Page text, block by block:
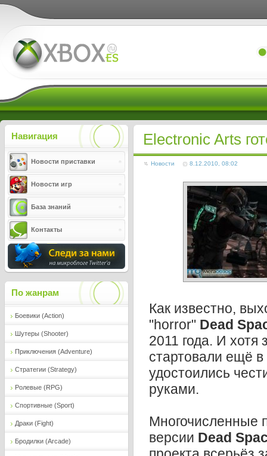
Electronic Arts
Новости 8.12.2010, 08:02
Как известно,
"horror" Dead
2011 года. И
стартовали ещё
удостоились
руками.
Многочисленные
версии Dead
Навигация
Новости приставки
Новости игр
База знаний
Контакты
По жанрам
Боевики (Action)
Шутеры (Shooter)
Приключения (Adventure)
Стратегии (Strategy)
Ролевые (RPG)
Спортивные (Sport)
Драки (Fight)
Бродилки (Arcade)